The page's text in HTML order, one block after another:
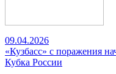
09.04.2026
«Кузбасс» с поражения
Кубка России